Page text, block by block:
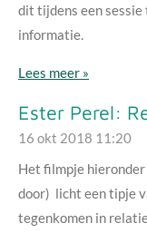
dit tijdens een
informatie.
Lees meer »
Ester Perel:
16 okt 2018 11:20
Het filmpje
door) licht een tipje
tegenkomen in